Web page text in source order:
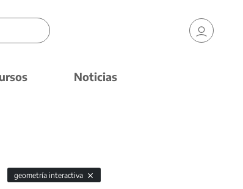
Noticias
geometría interactiva